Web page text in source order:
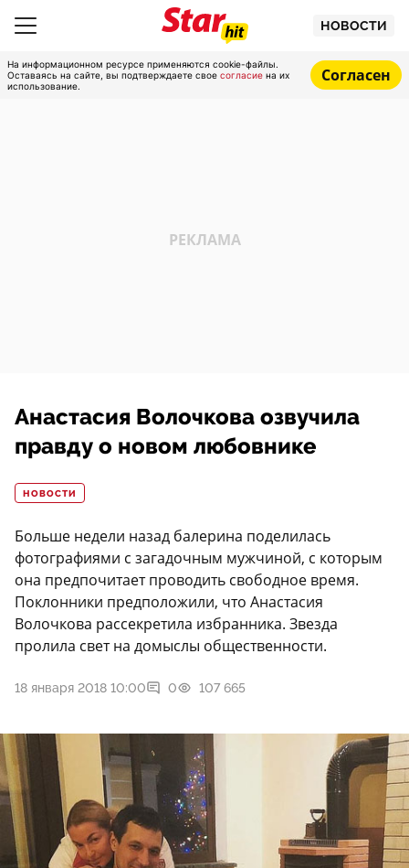
НОВОСТИ
На информационном ресурсе применяются cookie-файлы.
Оставаясь на сайте, вы подтверждаете свое согласие на их
использование.
Согласен
Анастасия Волочкова озвучила
правду о новом любовнике
НОВОСТИ
Больше недели назад балерина поделилась
фотографиями с загадочным мужчиной, с которым
она предпочитает проводить свободное время.
Поклонники предположили, что Анастасия
Волочкова рассекретила избранника. Звезда
пролила свет на домыслы общественности.
18 января 2018 10:00 0 107 665